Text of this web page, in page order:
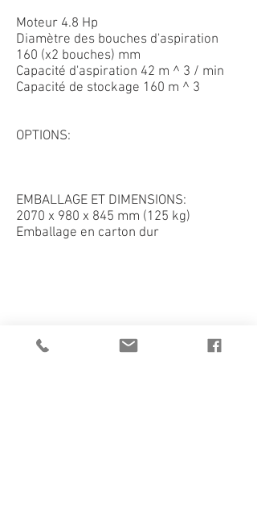
Moteur 4.8 Hp
Diamètre des bouches d'aspiration
160 (x2 bouches) mm
Capacité d'aspiration 42 m ^ 3 / min
Capacité de stockage 160 m ^ 3
OPTIONS:
EMBALLAGE ET DIMENSIONS:
2070 x 980 x 845 mm (125 kg)
Emballage en carton dur
V570